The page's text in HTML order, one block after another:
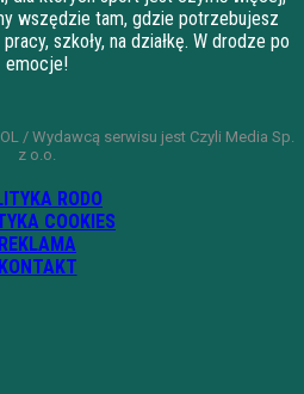
wszędzie tam, gdzie potrzebujesz
szkoły, na działkę. W drodze po
emocje!
/ Wydawcą serwisu jest Czyli Media Sp.
z o.o.
RODO
COOKIES
REKLAMA
KONTAKT